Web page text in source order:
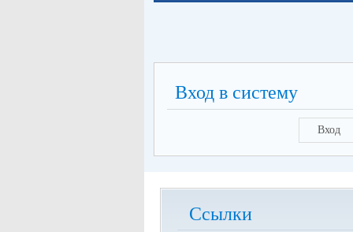
Вход в систему
Вход
Ссылки